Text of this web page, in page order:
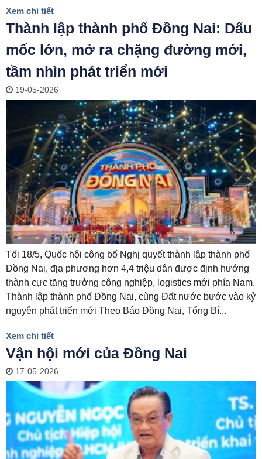
Xem chi tiết
Thành lập thành phố Đồng Nai: Dấu
mốc lớn, mở ra chặng đường mới,
tầm nhìn phát triển mới
19-05-2026
Tối 18/5, Quốc hội công bố Nghị quyết thành lập thành phố
Đồng Nai, địa phương hơn 4,4 triệu dân được định hướng
thành cực tăng trưởng công nghiệp, logistics mới phía Nam.
Thành lập thành phố Đồng Nai, cùng Đất nước bước vào kỷ
nguyên phát triển mới Theo Báo Đồng Nai, Tổng Bí...
Xem chi tiết
Vận hội mới của Đồng Nai
17-05-2026